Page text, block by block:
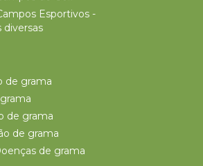
Esportivos -
diversas
de grama
de grama
de grama
de grama